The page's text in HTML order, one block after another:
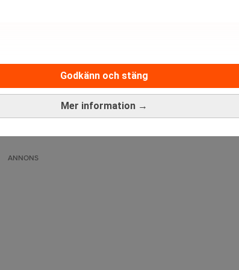
Mer information →
Godkänn och stäng
Medarbetare inom Intern
Sista ansökningsdag:
ANNONS